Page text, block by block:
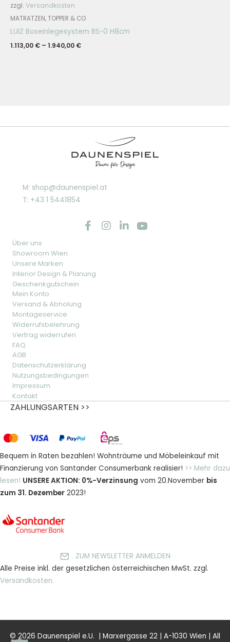
zzgl. Versandkosten
MATRATZEN, TOPPER & CO
LUIZ Boxeinlegesystem BS-0 H8cm
1.113,00 € – 1.940,00 €
M: shop@daunenspiel.at
T: +43 1 5441854
Über uns
Showroom Wien
Unsere Marken
Interior Design & Planung
Geschenkgutschein
Mein Konto
Versand & Abholung
Montageservice
Widerrufsbelehrung
Vertrag widerrufen
FAQ
AGB
Datenschutzerklärung
Nutzungsbedingungen
Impressum
Kontakt
ZAHLUNGSARTEN >>
Bequem in Raten bezahlen! Wohnträume und Möbeleinkauf mit
Finanzierung von Santander Consumerbank realisier! >> Mehr dazu
lesen! UNSERE AKTION: 0%-Verzinsung vom 20.November bis
zum 31. Dezember 2023!
ZUM NEWSLETTER ANMELDEN
Alle Preise inkl. der gesetzlichen österreichischen MwSt. zzgl.
Versandkosten.
© 2026 Daunenspiel e.U. | Marxergasse 22 | A-1030 Wien | All